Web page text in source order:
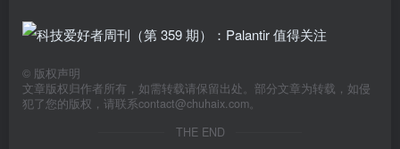
© 版权声明
文章版权归作者所有，如需转载请保留出处。部分文章为转载，如侵
犯了您的版权，请联系contact@chuhaix.com。
THE END